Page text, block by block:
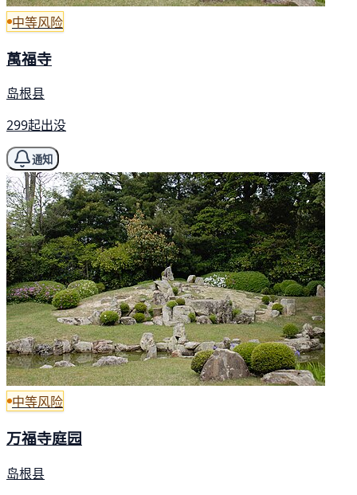
中等风险
萬福寺
岛根县
299起出没
通知
中等风险
万福寺庭园
岛根县